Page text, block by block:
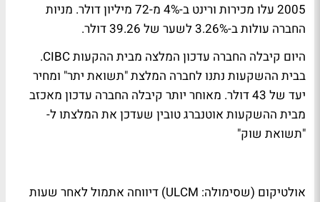
2005 עלו מכירות ורינט ב-4% מ-72 מיליון דולר. מניות
החברה עולות ב-3.26% לשער של 39.26 דולר.
היום קיבלה החברה עדכון המלצה מבית ההקעות CIBC.
בבית ההשקעות נתנו לחברה המלצת "תשואת יתר" ומחיר
יעד של 43 דולר. מאוחר יותר קיבלה החברה עדכון מאכזב
מבית ההשקעות אוטנברג טובין שעדכן את המלצתו ל-
"תשואת שוק"
אולטיקום (שסימולה: ULCM) דיווחה אתמול לאחר שעות